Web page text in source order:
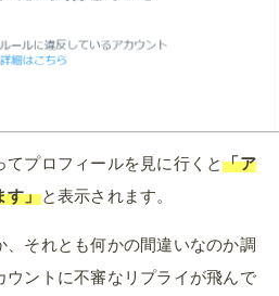
てプロフィールを見に行くと「ア
す」と表示されます。
、それとも何かの間違いなのか調
ウントに不審なリプライが飛んで